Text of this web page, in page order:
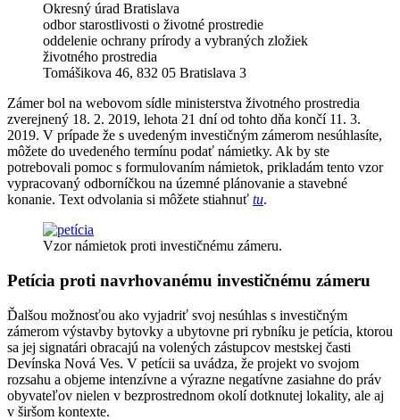
Okresný úrad Bratislava
odbor starostlivosti o životné prostredie
oddelenie ochrany prírody a vybraných zložiek
životného prostredia
Tomášikova 46, 832 05 Bratislava 3
Zámer bol na webovom sídle ministerstva životného prostredia
zverejnený 18. 2. 2019, lehota 21 dní od tohto dňa končí 11. 3.
2019. V prípade že s uvedeným investičným zámerom nesúhlasíte,
môžete do uvedeného termínu podať námietky. Ak by ste
potrebovali pomoc s formulovaním námietok, prikladám tento vzor
vypracovaný odborníčkou na územné plánovanie a stavebné
konanie. Text odvolania si môžete stiahnuť tu.
Vzor námietok proti investičnému zámeru.
Petícia proti navrhovanému investičnému zámeru
Ďalšou možnosťou ako vyjadriť svoj nesúhlas s investičným
zámerom výstavby bytovky a ubytovne pri rybníku je petícia, ktorou
sa jej signatári obracajú na volených zástupcov mestskej časti
Devínska Nová Ves. V petícii sa uvádza, že projekt vo svojom
rozsahu a objeme intenzívne a výrazne negatívne zasiahne do práv
obyvateľov nielen v bezprostrednom okolí dotknutej lokality, ale aj
v širšom kontexte.